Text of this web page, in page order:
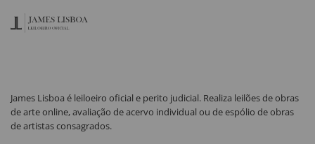
James Lisboa é leiloeiro oficial e perito judicial. Realiza leilões de obras
de arte online, avaliação de acervo individual ou de espólio de obras
de artistas consagrados.